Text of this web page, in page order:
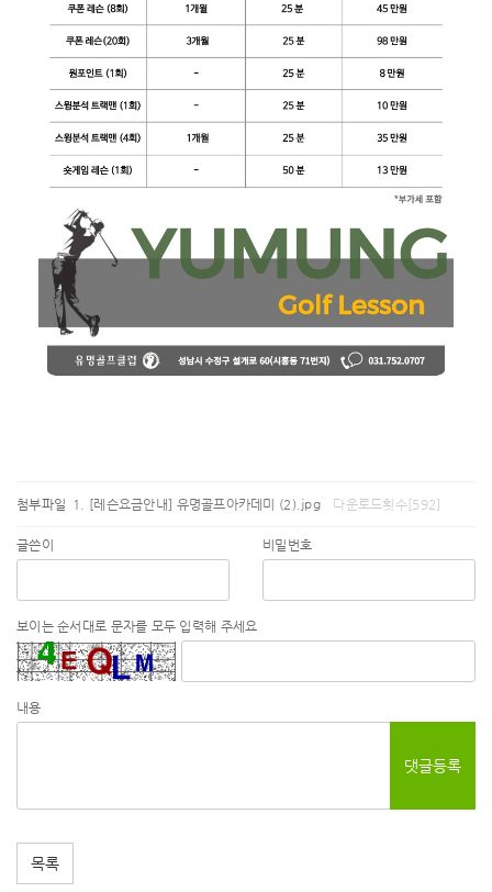
첨부파일 [레슨요금안내] 유명골프아카데미 (2).jpg 다운로드횟수[592]
글쓴이 비밀번호
보이는 순서대로 문자를 모두 입력해 주세요
내용
댓글등록
목록